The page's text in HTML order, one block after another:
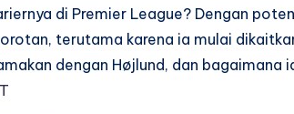
di Premier League? Dengan
terutama karena ia mulai
dengan Højlund, dan bagaimana